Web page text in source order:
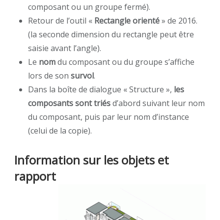
composant ou un groupe fermé).
Retour de l’outil « Rectangle orienté» de 2016.
(la seconde dimension du rectangle peut être
saisie avant l’angle).
Le nomdu composant ou du groupe s’affiche
lors de sonsurvol.
Dans la boîte de dialogue « Structure », les
composants sont triésd’abord suivant leur nom
du composant, puis par leur nom d’instance
(celui de la copie).
Information sur les objets et
rapport